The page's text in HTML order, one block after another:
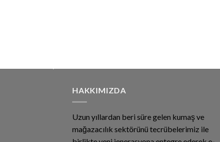
HAKKIMIZDA
Uzun yıllardan beri süre gelen kumaş ve
mağazacılık sektörünü tecrübelerimiz ile